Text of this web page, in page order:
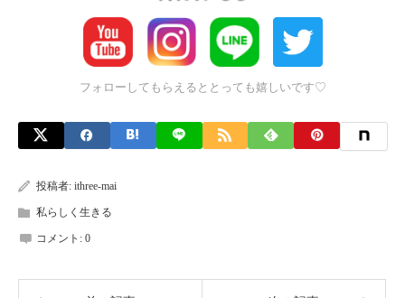
フォローしてもらえるととっても嬉しいです♡
投稿者: ithree-mai
私らしく生きる
コメント: 0